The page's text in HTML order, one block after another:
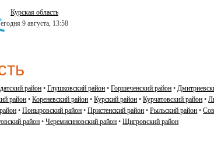
Курская облаcть
егодня 9 августа, 13:58
район •Глушковский район •Горшеченский район •
район •Кореневский район •Курский район •Курчатовский район •
•Поныровский район •Пристенский район •Рыльский район •
район •Черемисиновский район •Щигровский район